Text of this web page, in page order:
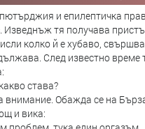
за
преди 2
и епилептичка
Изведнъж тя получава
колко й е хубаво,
След известно време
става?
внимание. Обажда се на
и вика: